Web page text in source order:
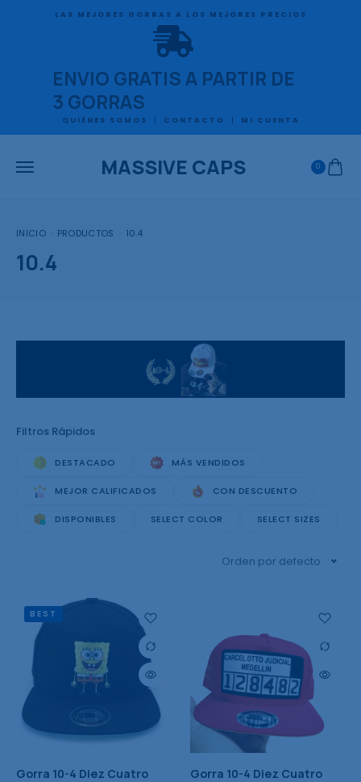
LAS MEJORES GORRAS A LOS MEJORES PRECIOS
ENVIO GRATIS A PARTIR DE
3 GORRAS
QUIÉNES SOMOS CONTACTO MI CUENTA
MASSIVE CAPS 0
INICIO PRODUCTOS 10.4
10.4
Filtros Rápidos
DESTACADO MÁS VENDIDOS
MEJOR CALIFICADOS CON DESCUENTO
DISPONIBLES SELECT COLOR SELECT SIZES
Orden por defecto
BEST
Gorra 10-4 Diez Cuatro
Gorra 10-4 Diez Cuatro